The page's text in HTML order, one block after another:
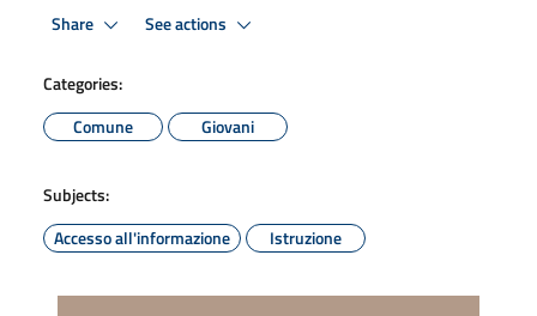
Share See actions
Categories:
Comune
Giovani
Subjects:
Accesso all'informazione
Istruzione